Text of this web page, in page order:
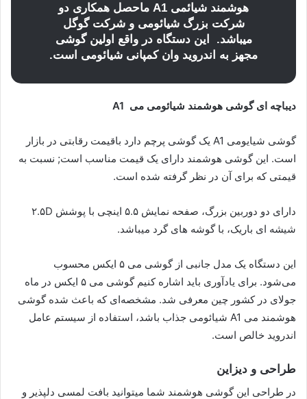
هوشمند شیائمی A1 ماحصل همکاری دو
شرکت بزرگ شیائومی و شرکت گوگل
میباشد. این دستگاه در واقع اولین گوشی
مجهز به اندروید وان کمپانی شیائومی است.
دیباچه ای گوشی هوشمند شیائومی می A1
گوشی شیایومی A1 یک گوشی پرچم دارد باقیمت رقابتی در بازار
است. این گوشی هوشمند دارای یک قیمت مناسب است; نسبت به
قیمتی که برای آن در نظر گرفته شده است.
دارای دو دوربین بزرگ، صفحه نمایش ۵.۵ اینچی با پوشش ۲.۵D
شیشه ای باریک، با گوشه های گرد میباشد.
این دستگاه یک مدل جانبی از گوشی می ۵ ایکس محسوب
می‌شود. برای یادآوری باید اشاره کنیم گوشی می ۵ ایکس در ماه
جولای در کشور چین معرفی شد. مشخصه‌ای که باعث شده گوشی
هوشمند می A1 شیائومی جذاب باشد، استفاده از سیستم عامل
اندروید خالص است.
طراحی و دیزاین
در طراحی این گوشی هوشمند شما میتوانید بافت لمسی دلپذیر و